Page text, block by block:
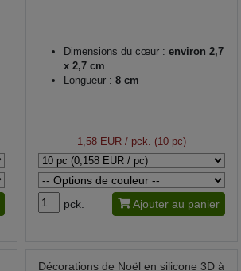
Dimensions du cœur : environ 2,7
x 2,7 cm
Longueur : 8 cm
1,58 EUR/ pck. (10 pc)
pck. Ajouter au panier
Décorations de Noël en silicone 3D à